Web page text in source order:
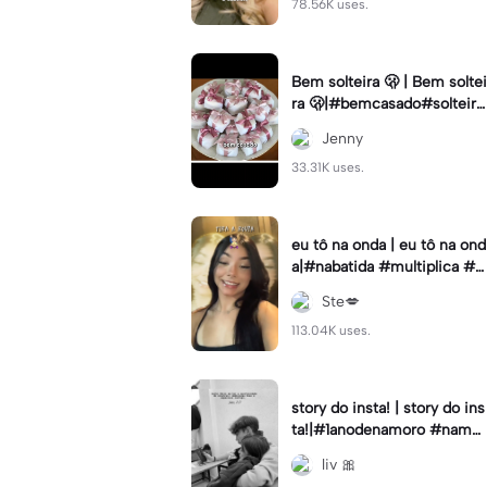
78.56K uses.
Bem solteira 🫢 | Bem soltei
ra 🫢|#bemcasado#solteira
#trendtiktok#i5#viral
Jenny
33.31K uses.
eu tô na onda | eu tô na ond
a|#nabatida #multiplica #e
feitos #efeitoscapcut #vira
lcut
Ste💋
113.04K uses.
story do insta! | story do ins
ta!|#1anodenamoro #namor
o #storynamorados
liv 🎀